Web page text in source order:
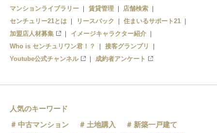
競輪場前駅
井原駅
運動公園前駅
大清水駅
老津駅
杉山駅
マンションライブラリー
賃貸管理
店舗検索
センチュリー21とは
リースバック
住まいるサポート21
加盟店人材募集
イメージキャラクター紹介
Who is センチュリワン君！？
接客グランプリ
Youtube公式チャンネル
成約者アンケート
人気のキーワード
中古マンション
土地購入
新築一戸建て